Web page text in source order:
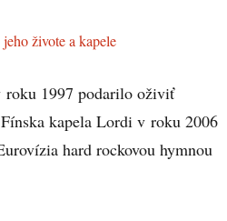
živote a kapele
roku 1997 podarilo oživiť
kapela Lordi v roku 2006
hard rockovou hymnou